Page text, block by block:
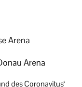
Arena
Arena
des Coronavitus‘